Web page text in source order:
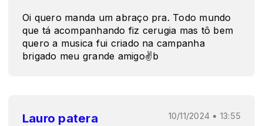
Oi quero manda um abraço pra. Todo mundo
que tá acompanhando fiz cerugia mas tô bem
quero a musica fui criado na campanha
brigado meu grande amigo✌b
Lauro patera 10/11/2024 • 13:55